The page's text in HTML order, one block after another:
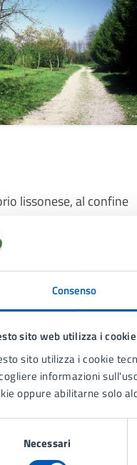
Consenso
sito web utilizza i cookie
sito utilizza i cookie
informazioni
oppure abilitarne solo
Necessari
lissonese, al confine
area verde di
superficie percorribile
e un’area